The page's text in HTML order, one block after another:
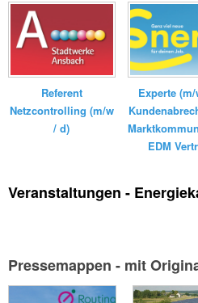
Referent
Netzcontrolling (m/w
/ d)
Experte
EDM
Veranstaltungen -
Pressemappen - mit